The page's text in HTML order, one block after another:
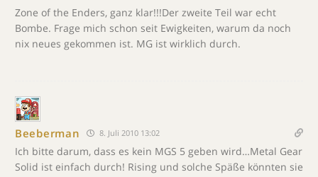
Zone of the Enders, ganz klar!!!Der zweite Teil war echt
Bombe. Frage mich schon seit Ewigkeiten, warum da noch
nix neues gekommen ist. MG ist wirklich durch.
Beeberman 8. Juli 2010 13:02
Ich bitte darum, dass es kein MGS 5 geben wird…Metal Gear
Solid ist einfach durch! Rising und solche Späße könnten sie